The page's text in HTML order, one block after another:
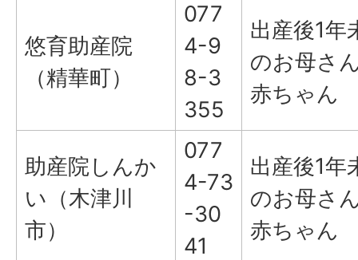
悠育助産院
（精華町）
077
4-9
8-3
355
出産後1年
のお母さ
赤ちゃん
助産院しんか
い（木津川
市）
077
4-73
-30
41
出産後1年
のお母さ
赤ちゃん